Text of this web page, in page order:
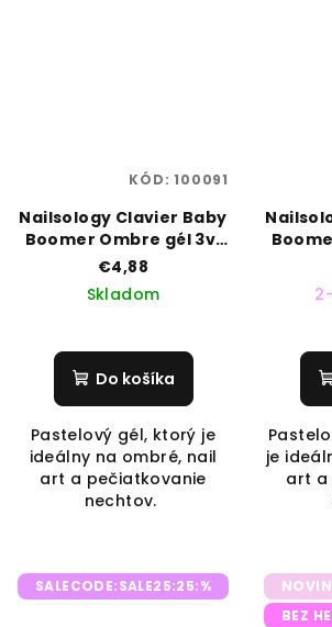
Nailsology Clavier Baby
Boomer Ombre gél 3v1
3g P11 „Aquille”
€4,88
Skladom
Do košíka
Pastelový gél, ktorý je
ideálny na ombré, nail
art a pečiatkovanie
nechtov.
KÓD:100091
je
art a
SALECODE:SALE25:25:%
BEZ